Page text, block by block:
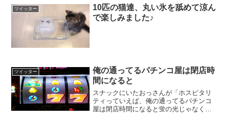
ツイッター
10匹の猫達、丸い氷を舐めて涼ん
で楽しみました♪
ツイッター
俺の通ってるパチンコ屋は閉店時
間になると
スナックにいたおっさんが「ホスピタリ
ティっていえば、俺の通ってるパチンコ
屋は閉店時間になると蛍の光じゃなくて